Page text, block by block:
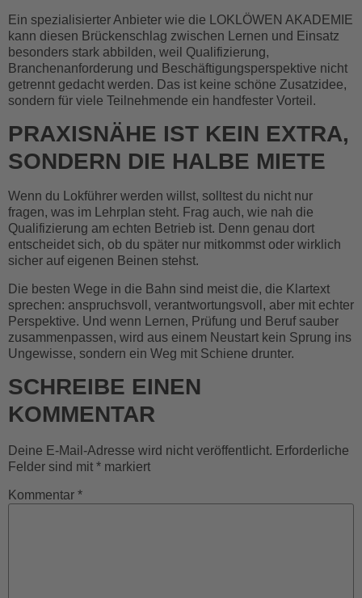
Ein spezialisierter Anbieter wie die LOKLÖWEN AKADEMIE
kann diesen Brückenschlag zwischen Lernen und Einsatz
besonders stark abbilden, weil Qualifizierung,
Branchenanforderung und Beschäftigungsperspektive nicht
getrennt gedacht werden. Das ist keine schöne Zusatzidee,
sondern für viele Teilnehmende ein handfester Vorteil.
PRAXISNÄHE IST KEIN EXTRA,
SONDERN DIE HALBE MIETE
Wenn du Lokführer werden willst, solltest du nicht nur
fragen, was im Lehrplan steht. Frag auch, wie nah die
Qualifizierung am echten Betrieb ist. Denn genau dort
entscheidet sich, ob du später nur mitkommst oder wirklich
sicher auf eigenen Beinen stehst.
Die besten Wege in die Bahn sind meist die, die Klartext
sprechen: anspruchsvoll, verantwortungsvoll, aber mit echter
Perspektive. Und wenn Lernen, Prüfung und Beruf sauber
zusammenpassen, wird aus einem Neustart kein Sprung ins
Ungewisse, sondern ein Weg mit Schiene drunter.
SCHREIBE EINEN
KOMMENTAR
Deine E-Mail-Adresse wird nicht veröffentlicht. Erforderliche
Felder sind mit * markiert
Kommentar *